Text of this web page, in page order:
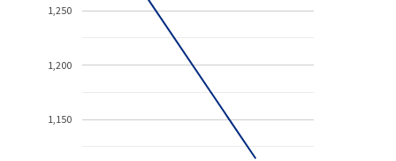
1,150
1,200
1,250